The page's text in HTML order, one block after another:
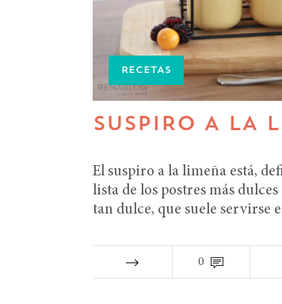
RECETAS
SUSPIRO A LA
El suspiro a la limeña está,
lista de los postres más
tan dulce, que suele servirse
0